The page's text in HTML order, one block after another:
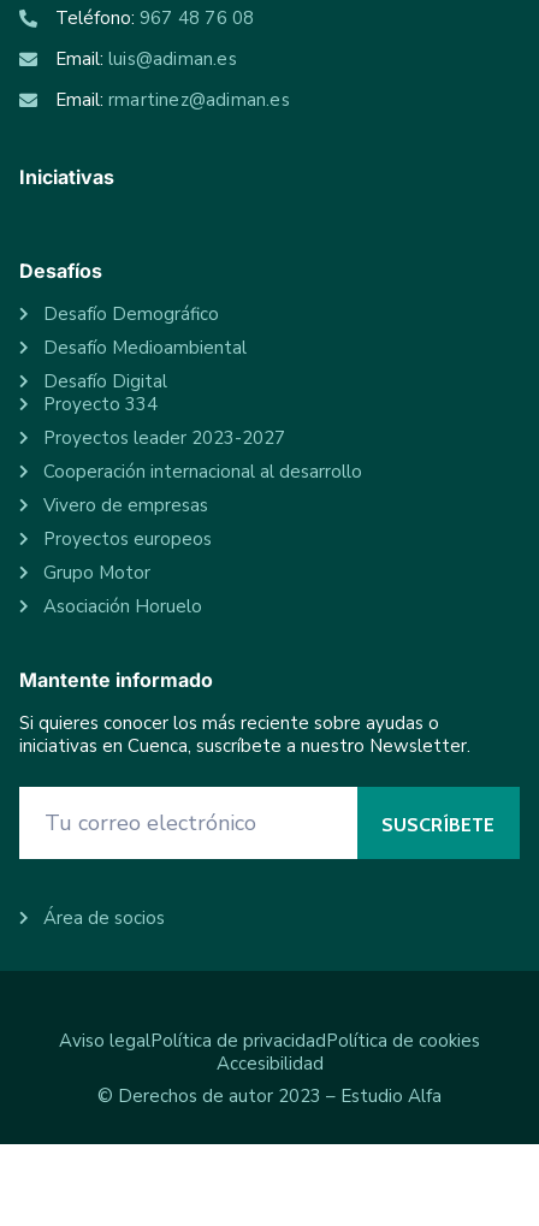
Teléfono: 967 48 76 08
Email: luis@adiman.es
Email: rmartinez@adiman.es
Iniciativas
Desafíos
Desafío Demográfico
Desafío Medioambiental
Desafío Digital
Proyecto 334
Proyectos leader 2023-2027
Cooperación internacional al desarrollo
Vivero de empresas
Proyectos europeos
Grupo Motor
Asociación Horuelo
Mantente informado
Si quieres conocer los más reciente sobre ayudas o
iniciativas en Cuenca, suscríbete a nuestro Newsletter.
Área de socios
Aviso legalPolítica de privacidadPolítica de cookies
Accesibilidad
© Derechos de autor 2023 – Estudio Alfa